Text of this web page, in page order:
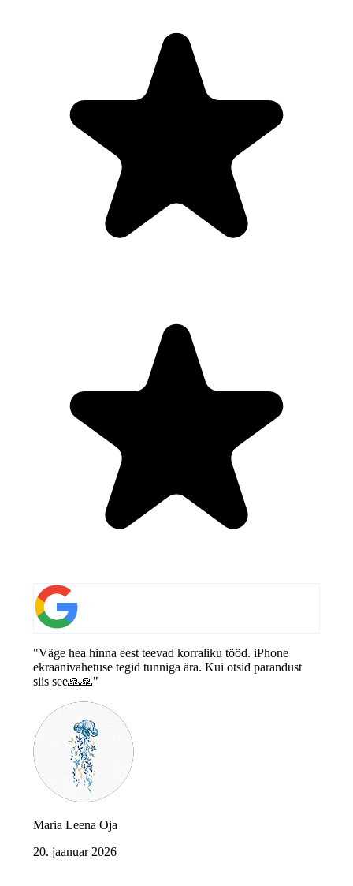
"Väge hea hinna eest teevad korraliku tööd. iPhone
ekraanivahetuse tegid tunniga ära. Kui otsid parandust
siis see🙏🙏"
Maria Leena Oja
20. jaanuar 2026